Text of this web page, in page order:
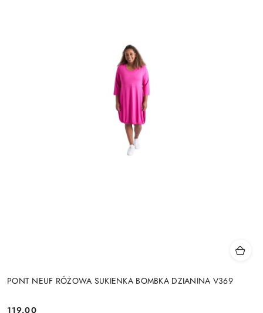
PONT NEUF RÓŻOWA SUKIENKA BOMBKA DZIANINA V369
119.00